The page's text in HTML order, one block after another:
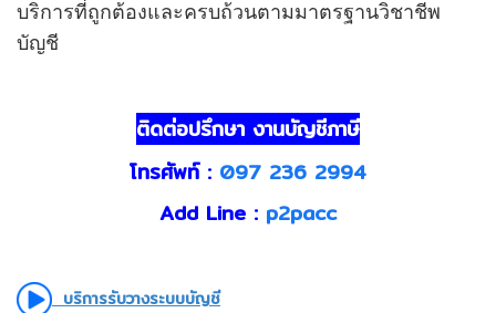
บริการที่ถูกต้องและครบถ้วนตามมาตรฐานวิชาชีพ
บัญชี
ติดต่อปรึกษา งานบัญชีภาษี
โทรศัพท์ : 097 236 2994
Add Line : p2pacc
บริการรับวางระบบบัญชี